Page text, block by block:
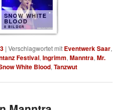
SNOW WHITE
BLOOD
8 BILDER
|Verschlagwortet mit Eventwerk Saar,
Festival,Ingrimm,Manntra,Mr.
White Blood,Tanzwut